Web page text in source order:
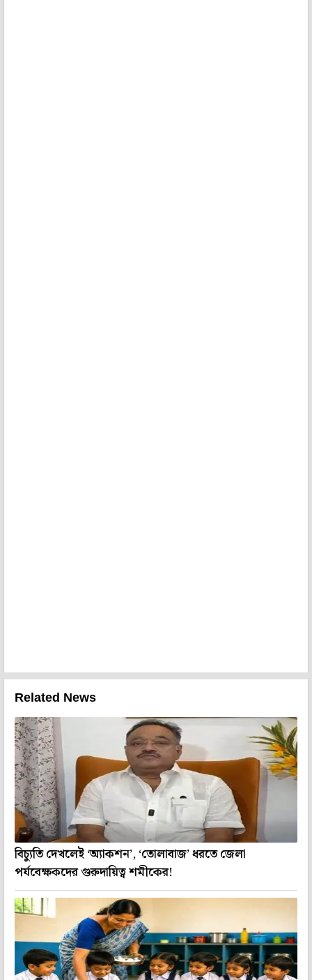
Related News
বিচ্যুতি দেখলেই ‘অ্যাকশন’, ‘তোলাবাজ’ ধরতে জেলা
পর্যবেক্ষকদের গুরুদায়িত্ব শমীকের!